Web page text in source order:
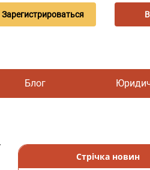
Зарегистрироваться
Блог
Стрічка новин